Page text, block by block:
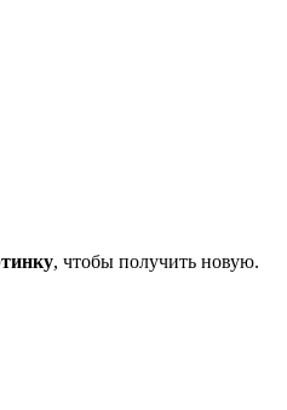
, чтобы получить новую.